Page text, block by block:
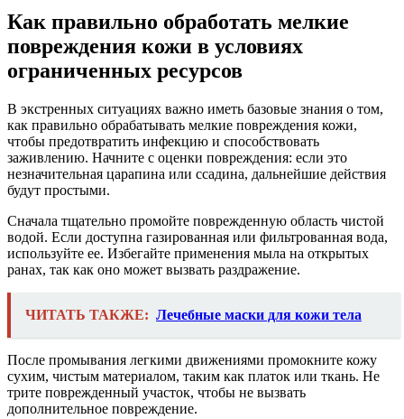
Как правильно обработать мелкие
повреждения кожи в условиях
ограниченных ресурсов
В экстренных ситуациях важно иметь базовые знания о том,
как правильно обрабатывать мелкие повреждения кожи,
чтобы предотвратить инфекцию и способствовать
заживлению. Начните с оценки повреждения: если это
незначительная царапина или ссадина, дальнейшие действия
будут простыми.
Сначала тщательно промойте поврежденную область чистой
водой. Если доступна газированная или фильтрованная вода,
используйте ее. Избегайте применения мыла на открытых
ранах, так как оно может вызвать раздражение.
ЧИТАТЬ ТАКЖЕ: Лечебные маски для кожи тела
После промывания легкими движениями промокните кожу
сухим, чистым материалом, таким как платок или ткань. Не
трите поврежденный участок, чтобы не вызвать
дополнительное повреждение.